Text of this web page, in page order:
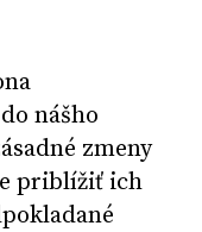
nášho
zmeny
priblížiť ich